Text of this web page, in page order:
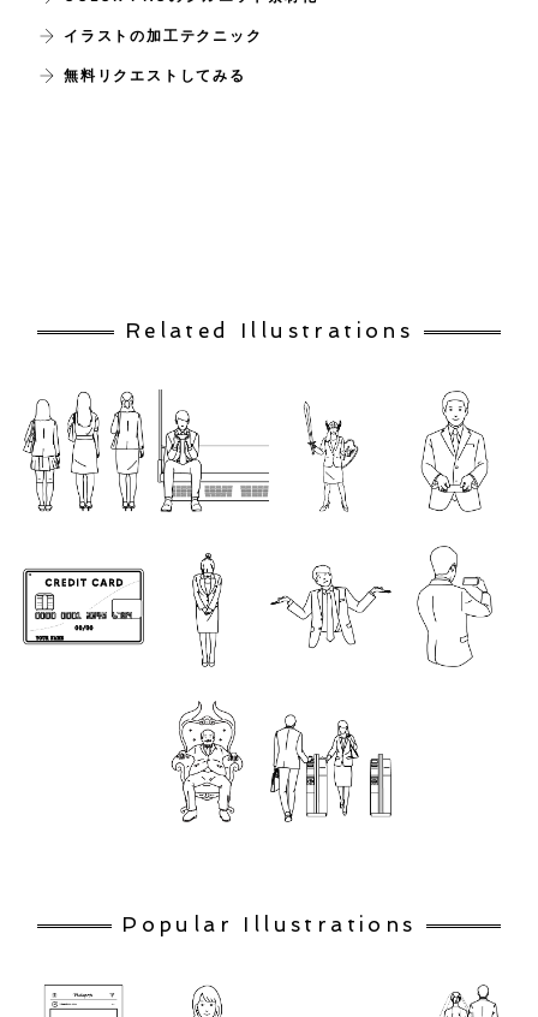
イラストの加工テクニック
無料リクエストしてみる
Related Illustrations
Popular Illustrations